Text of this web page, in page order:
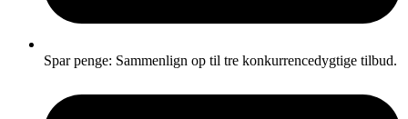
Spar penge: Sammenlign op til tre konkurrencedygtige tilbud.